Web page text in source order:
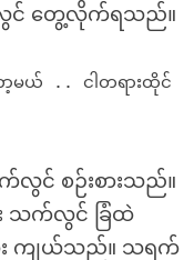
င် တွေ့လိုက်ရသည်။
ာ့မယ် .. ငါတရားထိုင်
င် စဉ်းစားသည်။
း သက်လွင် ခြံထဲ
း ကျယ်သည်။ သရက်